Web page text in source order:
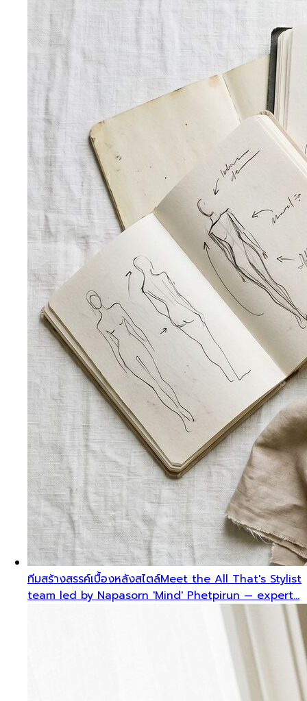
ทีมสร้างสรรค์เบื้องหลังสไตล์Meet the All That's Stylist
team led by Napasorn 'Mind' Phetpirun — expert…